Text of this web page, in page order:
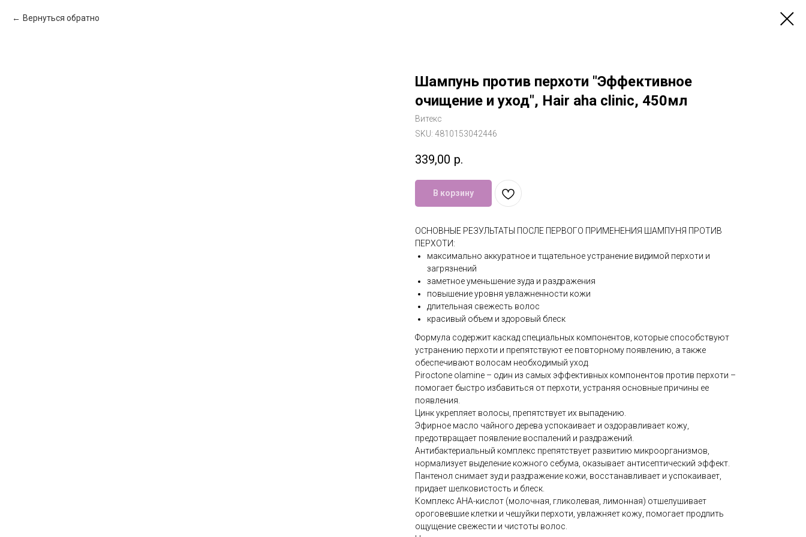
Вернуться обратно
Шампунь против перхоти "Эффективное
очищение и уход", Hair aha clinic, 450мл
Витекс
SKU: 4810153042446
339,00 р.
В корзину
ОСНОВНЫЕ РЕЗУЛЬТАТЫ ПОСЛЕ ПЕРВОГО ПРИМЕНЕНИЯ ШАМПУНЯ ПРОТИВ
ПЕРХОТИ:
максимально аккуратное и тщательное устранение видимой перхоти и
загрязнений
заметное уменьшение зуда и раздражения
повышение уровня увлажненности кожи
длительная свежесть волос
красивый объем и здоровый блеск
Формула содержит каскад специальных компонентов, которые способствуют
устранению перхоти и препятствуют ее повторному появлению, а также
обеспечивают волосам необходимый уход.
Piroctone olamine – один из самых эффективных компонентов против перхоти –
помогает быстро избавиться от перхоти, устраняя основные причины ее
появления.
Цинк укрепляет волосы, препятствует их выпадению.
Эфирное масло чайного дерева успокаивает и оздоравливает кожу,
предотвращает появление воспалений и раздражений.
Антибактериальный комплекс препятствует развитию микроорганизмов,
нормализует выделение кожного себума, оказывает антисептический эффект.
Пантенол снимает зуд и раздражение кожи, восстанавливает и успокаивает,
придает шелковистость и блеск.
Комплекс АHА-кислот (молочная, гликолевая, лимонная) отшелушивает
ороговевшие клетки и чешуйки перхоти, увлажняет кожу, помогает продлить
ощущение свежести и чистоты волос.